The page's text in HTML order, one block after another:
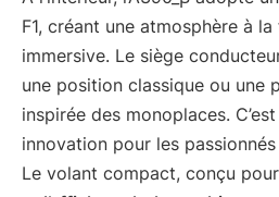
F1, créant une atmosphère à
immersive. Le siège
une position classique ou une
inspirée des monoplaces.
innovation pour les
Le volant compact, conçu